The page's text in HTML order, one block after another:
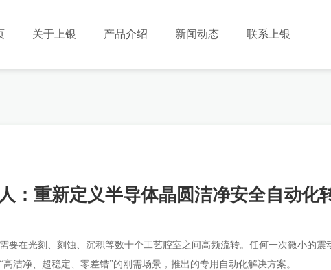
关于上银 产品介绍 新闻动态 联系上银
：重新定义半导体晶圆洁净安全自动化
要在光刻、刻蚀、沉积等数十个工艺腔室之间高频流转。任何一次微小的
“高洁净、超稳定、零差错”的刚需场景，推出的专用自动化解决方案。